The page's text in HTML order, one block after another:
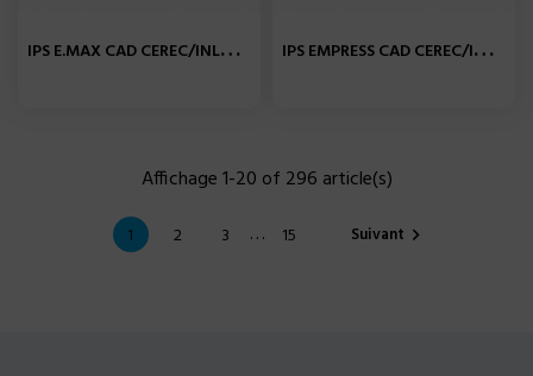
I
PS E.MAX CAD CEREC/INLAB... I
PS EMPRESS CAD CEREC/INLAB...
Affichage 1-20 of 296 article(s)
1 2 3 … 15 Suivant 